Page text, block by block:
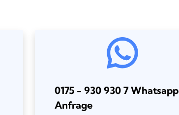
0175 - 930 930 7 Whatsapp
Anfrage